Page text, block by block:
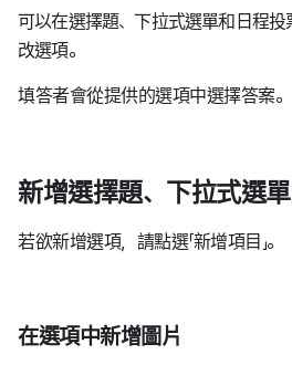
可以在選擇題、下拉式選單和日程
改選項。
填答者會從提供的選項中選擇答案。
新增選擇題、下拉式選
若欲新增選項，請點選「新增項目」。
在選項中新增圖片